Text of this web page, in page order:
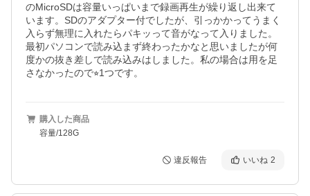
のMicroSDは容量いっぱいまで録画再生が繰り返し出来て
います。SDのアダプター付でしたが、引っかかってうまく
入らず無理に入れたらパキッって音がなって入りました。
最初パソコンで読み込まず終わったかなと思いましたが何
度かの抜き差しで読み込みはしました。私の場合は用を足
さなかったので⭐︎1つです。
購入した商品
容量/128G
違反報告 いいね 2